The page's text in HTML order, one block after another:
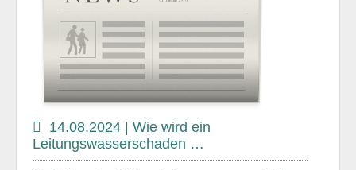
14.08.2024 | Wie wird ein
Leitungswasserschaden …